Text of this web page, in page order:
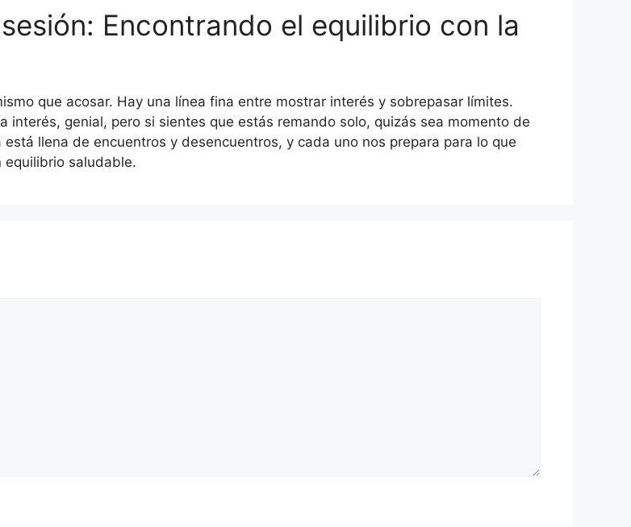
Encontrando el equilibrio con la
que acosar. Hay una línea fina entre mostrar interés y sobrepasar límites.
interés, genial, pero si sientes que estás remando solo, quizás sea momento de
llena de encuentros y desencuentros, y cada uno nos prepara para lo que
equilibrio saludable.